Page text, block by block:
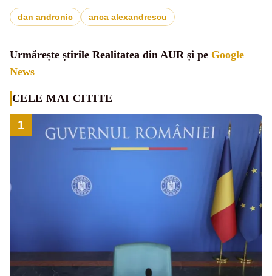
dan andronic anca alexandrescu
Urmărește știrile Realitatea din AUR și pe Google
News
CELE MAI CITITE
1